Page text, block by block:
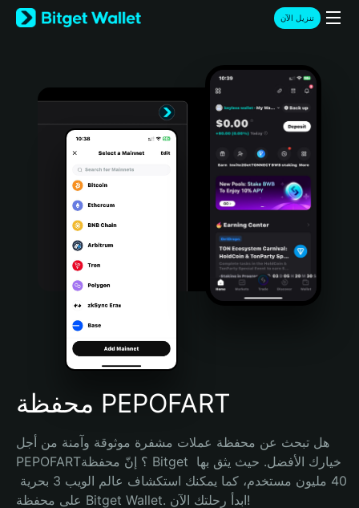
English
日本語
Türkçe
Português (Portugal)
Bahasa Indonesia
Português (Brasil)
Español (Argentina)
تنزيل الآن
محفظة PEPOFART
هل تبحث عن محفظة عملات مشفرة موثوقة وآمنة من أجل
PEPOFART؟ إنّ محفظة Bitget خيارك الأفضل. حيث يثق بها
على محفظة Bitget Wallet. ابدأ رحلتك الآن!